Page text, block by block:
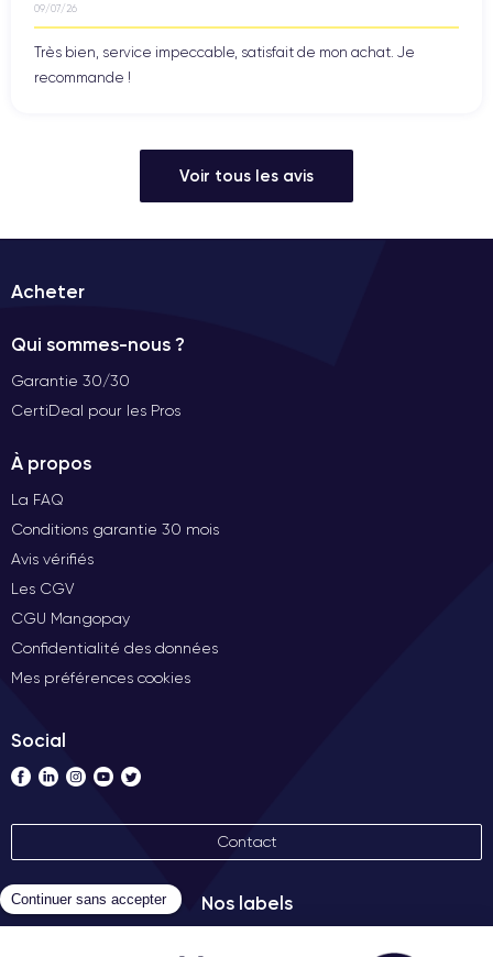
09/07/26
Très bien, service impeccable, satisfait de mon achat. Je
recommande !
Voir tous les avis
Acheter
Qui sommes-nous ?
Garantie 30/30
CertiDeal pour les Pros
À propos
La FAQ
Conditions garantie 30 mois
Avis vérifiés
Les CGV
CGU Mangopay
Confidentialité des données
Mes préférences cookies
Social
Contact
Nos labels